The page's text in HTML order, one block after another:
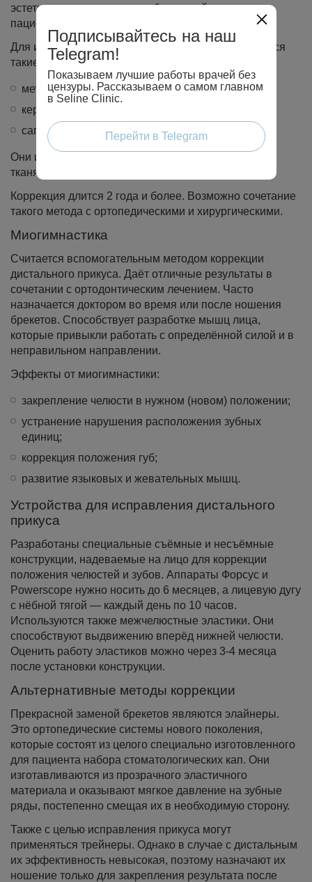
эстетике и выявленных особенностей организма
пациента.
Для исправления дистального прикуса применяются
такие виды брекетов:
металлические;
керамические;
сапфировые.
Они изготавливаются из материалов, инертных к
тканям организма.
Коррекция длится 2 года и более. Возможно сочетание
такого метода с ортопедическими и хирургическими.
Миогимнастика
Считается вспомогательным методом коррекции
дистального прикуса. Даёт отличные результаты в
сочетании с ортодонтическим лечением. Часто
назначается доктором во время или после ношения
брекетов. Способствует разработке мышц лица,
которые привыкли работать с определённой силой и в
неправильном направлении.
Эффекты от миогимнастики:
закрепление челюсти в нужном (новом) положении;
устранение нарушения расположения зубных
единиц;
коррекция положения губ;
развитие языковых и жевательных мышц.
Устройства для исправления дистального
прикуса
Разработаны специальные съёмные и несъёмные
конструкции, надеваемые на лицо для коррекции
положения челюстей и зубов. Аппараты Форсус и
Powerscope нужно носить до 6 месяцев, а лицевую дугу
с нёбной тягой — каждый день по 10 часов.
Используются также межчелюстные эластики. Они
способствуют выдвижению вперёд нижней челюсти.
Оценить работу эластиков можно через 3-4 месяца
после установки конструкции.
Альтернативные методы коррекции
Прекрасной заменой брекетов являются элайнеры.
Это ортопедические системы нового поколения,
которые состоят из целого специально изготовленного
для пациента набора стоматологических кап. Они
изготавливаются из прозрачного эластичного
материала и оказывают мягкое давление на зубные
ряды, постепенно смещая их в необходимую сторону.
Также с целью исправления прикуса могут
применяться трейнеры. Однако в случае с дистальным
их эффективность невысокая, поэтому назначают их
ношение только для закрепления результата после
Подписывайтесь на наш
Telegram!
Показываем лучшие работы врачей без
цензуры. Рассказываем о самом главном
в Seline Clinic.
Перейти в Telegram